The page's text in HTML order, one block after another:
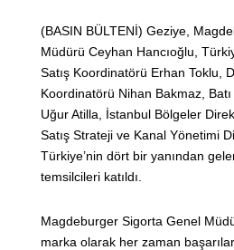
(BASIN BÜLTENİ) Geziye,
Müdürü Ceyhan Hancıoğlu,
Satış Koordinatörü Erhan Toklu,
Koordinatörü Nihan Bakmaz,
Uğur Atilla, İstanbul Bölgeler
Satış Strateji ve Kanal Yönetimi
Türkiye’nin dört bir yanından
temsilcileri katıldı.
Magdeburger Sigorta Genel
marka olarak her zaman